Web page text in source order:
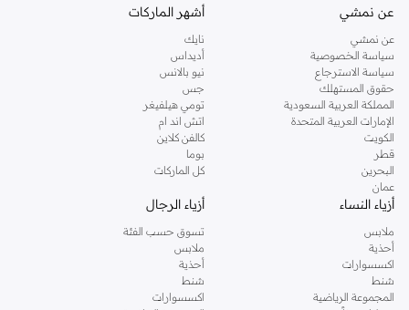
عن نمشي
عن نمشي
سياسة الخصوصية
سياسة الاسترجاع
حقوق المستهلك
المملكة العربية السعودية
الإمارات العربية المتحدة
الكويت
قطر
البحرين
عمان
أشهر الماركات
نايك
أديداس
نيو بالانس
جس
تومي هيلفيغر
اتش اند ام
كالفن كلاين
بوما
كل الماركات
أزياء النساء
ملابس
أحذية
اكسسوارات
شنط
المجموعة الرياضية
أزياء الرجال
تسوق حسب الفئة
ملابس
أحذية
شنط
اكسسوارات